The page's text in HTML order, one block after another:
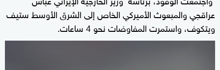
عراقجي والمبعوث الأميركي الخاص إلى الشرق الأوسط ستيف
ويتكوف، واستمرت المفاوضات نحو 4 ساعات.